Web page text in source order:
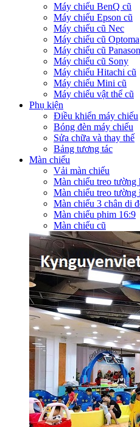
Máy chiếu BenQ cũ
Máy chiếu Epson cũ
Máy chiếu cũ Nec
Máy chiếu cũ Optoma
Máy chiếu cũ
Máy chiếu cũ Sony
Máy chiếu Hitachi cũ
Máy chiếu Mini cũ
Máy chiếu vật thể cũ
Phụ kiện
Điều khiển máy chiếu
Bóng đèn máy chiếu
Sửa chữa và thay thế
Bảng tương tác
Màn chiếu
Vải màn chiếu
Màn chiếu treo tường
Màn chiếu treo
Màn chiếu 3 chân di
Màn chiếu phim 16:9
Màn chiếu cũ